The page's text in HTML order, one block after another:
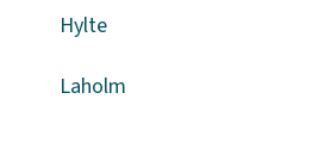
Hylte
Laholm